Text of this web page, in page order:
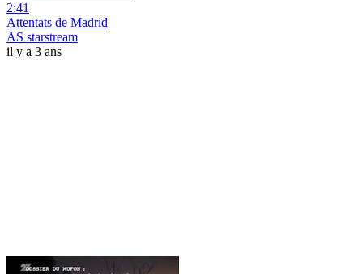
2:41
Attentats de Madrid
AS starstream
il y a 3 ans